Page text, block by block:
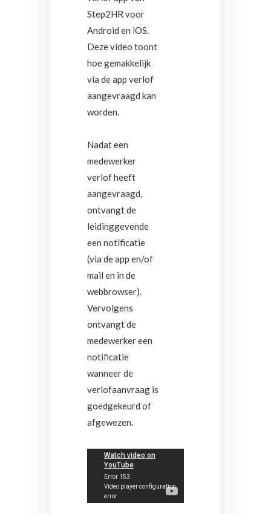
Step2HR voor
Android en iOS.
Deze video toont
hoe gemakkelijk
via de app verlof
aangevraagd kan
worden.
Nadat een
medewerker
verlof heeft
aangevraagd,
ontvangt de
leidinggevende
een notificatie
(via de app en/of
mail en in de
webbrowser).
Vervolgens
ontvangt de
medewerker een
notificatie
wanneer de
verlofaanvraag is
goedgekeurd of
afgewezen.